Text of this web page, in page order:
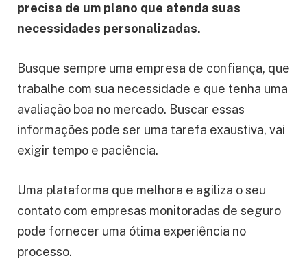
precisa de um plano que atenda suas
necessidades personalizadas.
Busque sempre uma empresa de confiança, que
trabalhe com sua necessidade e que tenha uma
avaliação boa no mercado. Buscar essas
informações pode ser uma tarefa exaustiva, vai
exigir tempo e paciência.
Uma plataforma que melhora e agiliza o seu
contato com empresas monitoradas de seguro
pode fornecer uma ótima experiência no
processo.